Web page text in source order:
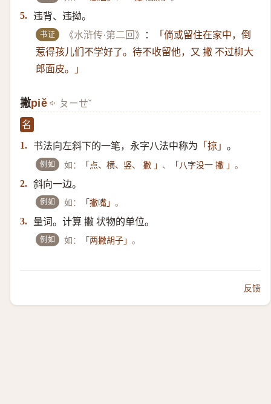
5. 违背、违拗。
书证 《水浒传·第二回》 ：
「倘或留住在家中，倒
惹得孩儿们不学好了。待不收留他，又 撇 不过柳大
郎面皮。」
撇piě ㄆㄧㄝˇ
名
1.
书法向左斜下的一笔，永字八法中称为 「掠」 。
例如 如： 「点、横、竖、 撇 」 、 「八字没一 撇 」。
2. 斜向一边。
例如 如： 「撇嘴」。
3. 量词。计算 撇 状物的单位。
例如 如： 「两撇胡子」。
反馈